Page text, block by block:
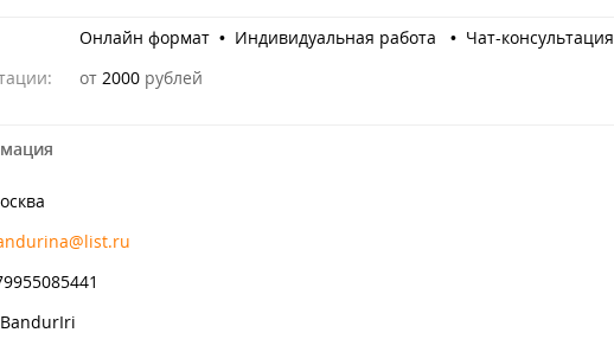
Онлайн формат • Индивидуальная работа • Чат-консультация
от2000 рублей